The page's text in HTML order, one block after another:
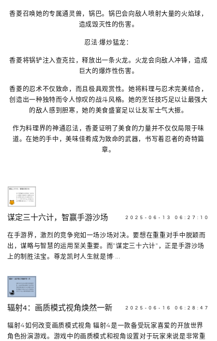
香菱召唤她的专属通灵兽，锅巴。锅巴会向敌人喷射大量的火焰球，
造成毁灭性的伤害。
忍法·爆炒猛龙：
香菱将锅铲注入查克拉，释放出一条火龙。火龙会向敌人冲锋，造成
巨大的爆炸性伤害。
香菱的忍术不仅致命，而且极具观赏性。她将料理与忍术完美结合，
创造出一种独特而令人惊叹的战斗风格。她的烹饪技巧足以让最强大
的敌人感到胆寒，她的美食盛宴足以让友军士气大振。
作为料理界的神通忍法，香菱证明了美食的力量并不仅仅局限于味
道。在她的手中，美味佳肴成为致命的武器，书写着忍者的奇特篇
章。
谋定三十六计，智赢手游沙场 2025-06-13 06:27:10
在手游界，激烈的竞争宛如一场沙场对决。要想在重重对手中脱颖而
出，谋略与智慧的运用至关重要。而"谋定三十六计"，正是手游沙场
上的制胜法宝。尊龙凯时人生就是博·...
辐射4：画质模式视角焕然一新 2025-06-16 06:28:47
辐射4如何改变画质模式视角 辐射4是一款备受玩家喜爱的开放世界
角色扮演游戏。游戏中的画质模式和视角设置对于玩家来说是非常重